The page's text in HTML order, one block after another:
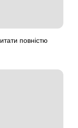
повністю